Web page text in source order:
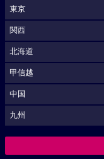
東京
関西
北海道
甲信越
中国
九州